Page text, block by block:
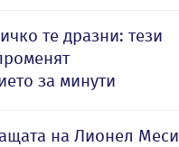
те дразни: тези
за минути
на Лионел Меси